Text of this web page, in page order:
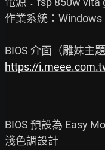
作業系統：
https://
BIOS 預設為 Easy
淺色調設計